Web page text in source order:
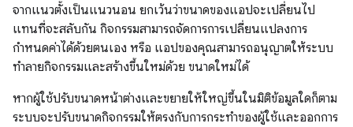
จากแนวตั้งเป็นแนวนอน ยกเว้นว่าขนาดของแอปจะเปลี่ยนไป
แทนที่จะสลับกัน กิจกรรมสามารถจัดการการเปลี่ยนแปลงการ
กำหนดค่าได้ด้วยตนเอง หรือ แอปของคุณสามารถอนุญาตให้ระบบ
ทำลายกิจกรรมและสร้างขึ้นใหม่ด้วย ขนาดใหม่ได้
หากผู้ใช้ปรับขนาดหน้าต่างและขยายให้ใหญ่ขึ้นในมิติข้อมูลใดก็ตาม
ระบบจะปรับขนาดกิจกรรมให้ตรงกับการกระทำของผู้ใช้และออกการ